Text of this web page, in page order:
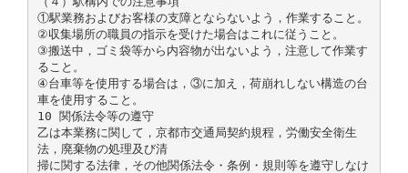
①駅業務およびお客様の支障とならないよう，作業すること。
②収集場所の職員の指示を受けた場合はこれに従うこと。
③搬送中，ゴミ袋等から内容物が出ないよう，注意して作業す
ること。
④台車等を使用する場合は，③に加え，荷崩れしない構造の台
車を使用すること。
10 関係法令等の遵守
乙は本業務に関して，京都市交通局契約規程，労働安全衛生
法，廃棄物の処理及び清
掃に関する法律，その他関係法令・条例・規則等を遵守しなけ